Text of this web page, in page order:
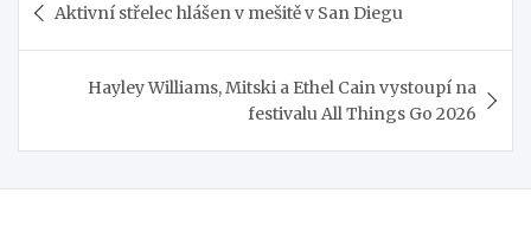
proAktivní střelec hlášen v mešitě v San Diegu
Hayley Williams, Mitski a Ethel Cain vystoupí na
festivalu All Things Go 2026